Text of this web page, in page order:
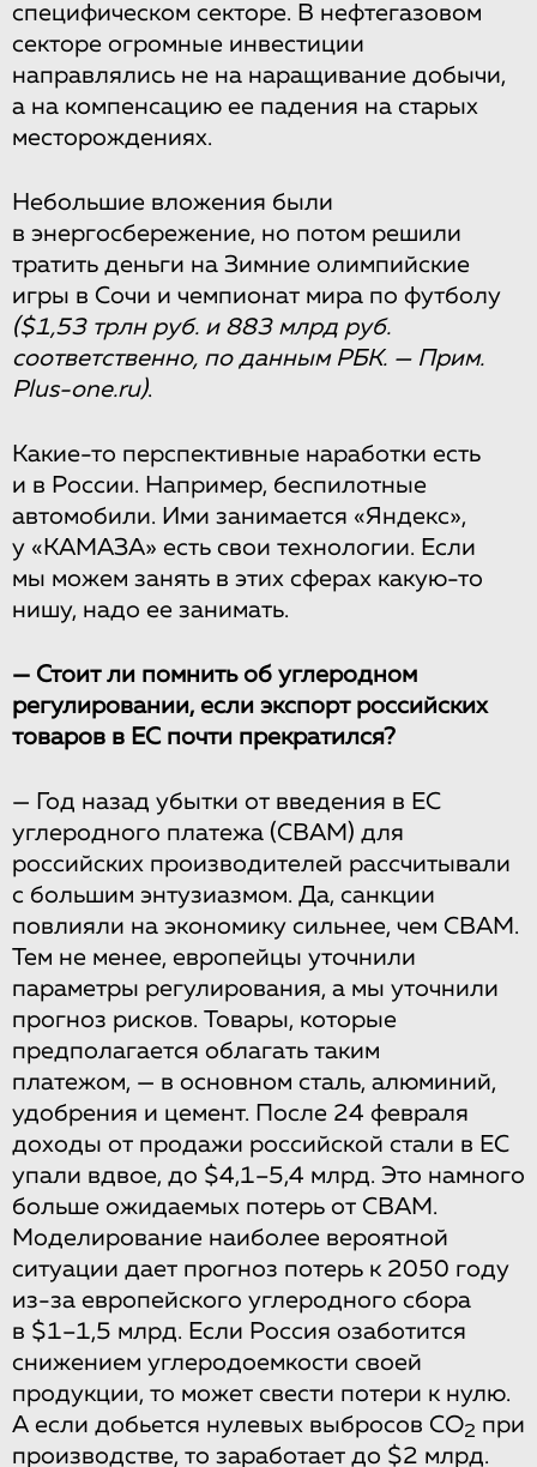
специфическом секторе. В нефтегазовом
секторе огромные инвестиции
направлялись не на наращивание добычи,
а на компенсацию ее падения на старых
месторождениях.
Небольшие вложения были
в энергосбережение, но потом решили
тратить деньги на Зимние олимпийские
игры в Сочи и чемпионат мира по футболу
($1,53 трлн руб. и 883 млрд руб.
соответственно, по данным РБК. — Прим.
Plus-one.ru).
Какие-то перспективные наработки есть
и в России. Например, беспилотные
автомобили. Ими занимается «Яндекс»,
у «КАМАЗА» есть свои технологии. Если
мы можем занять в этих сферах какую-то
нишу, надо ее занимать.
— Стоит ли помнить об углеродном
регулировании, если экспорт российских
товаров в ЕС почти прекратился?
— Год назад убытки от введения в ЕС
углеродного платежа (CBAM) для
российских производителей рассчитывали
с большим энтузиазмом. Да, санкции
повлияли на экономику сильнее, чем CBAM.
Тем не менее, европейцы уточнили
параметры регулирования, а мы уточнили
прогноз рисков. Товары, которые
предполагается облагать таким
платежом, — в основном сталь, алюминий,
удобрения и цемент. После 24 февраля
доходы от продажи российской стали в ЕС
упали вдвое, до $4,1–5,4 млрд. Это намного
больше ожидаемых потерь от СВАМ.
Моделирование наиболее вероятной
ситуации дает прогноз потерь к 2050 году
из-за европейского углеродного сбора
в $1–1,5 млрд. Если Россия озаботится
снижением углеродоемкости своей
продукции, то может свести потери к нулю.
А если добьется нулевых выбросов СО2 при
производстве, то заработает до $2 млрд.